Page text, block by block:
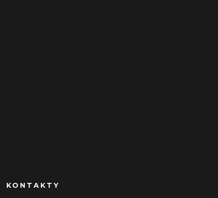
KONTAKTY